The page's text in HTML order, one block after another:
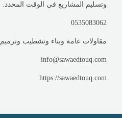
وتسليم المشاريع في الوقت المحدد.
0535083062
مقاولات عامة وبناء وتشطيب وترميم
info@sawaedtouq.com
https://sawaedtouq.com